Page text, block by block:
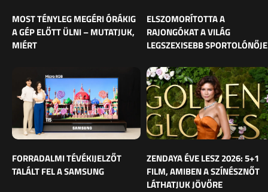
MOST TÉNYLEG MEGÉRI ÓRÁKIG
A GÉP ELŐTT ÜLNI – MUTATJUK,
MIÉRT
ELSZOMORÍTOTTA A
RAJONGÓKAT A VILÁG
LEGSZEXISEBB SPORTOLÓNŐJE
FORRADALMI TÉVÉKIJELZŐT
TALÁLT FEL A SAMSUNG
ZENDAYA ÉVE LESZ 2026: 5+1
FILM, AMIBEN A SZÍNÉSZNŐT
LÁTHATJUK JÖVŐRE